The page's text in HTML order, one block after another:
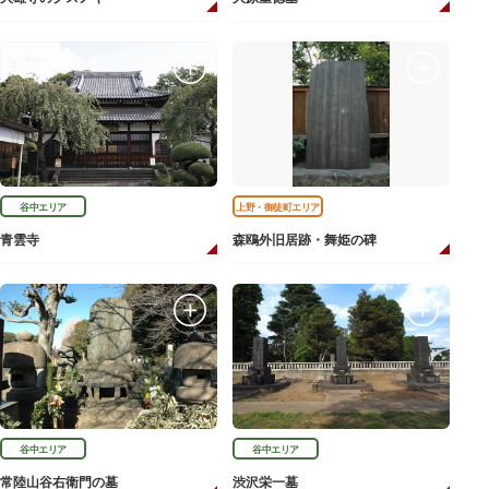
谷中エリア
青雲寺
上野・御徒町エリア
森鴎外旧居跡・舞姫の碑
谷中エリア
常陸山谷右衛門の墓
谷中エリア
渋沢栄一墓